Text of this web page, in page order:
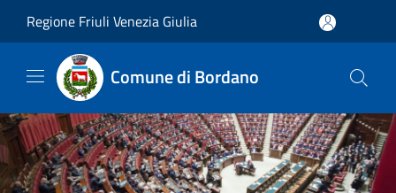
Regione Friuli Venezia Giulia
Comune di Bordano